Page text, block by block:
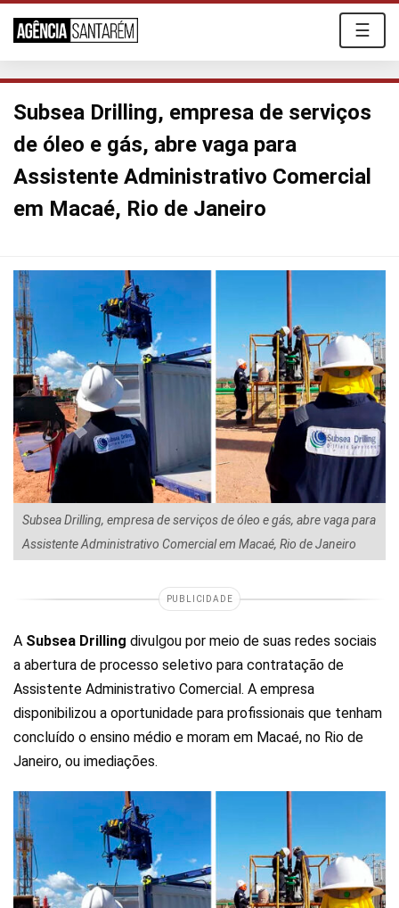
☰
Subsea Drilling, empresa de serviços
de óleo e gás, abre vaga para
Assistente Administrativo Comercial
em Macaé, Rio de Janeiro
Subsea Drilling, empresa de serviços de óleo e gás, abre vaga para
Assistente Administrativo Comercial em Macaé, Rio de Janeiro
PUBLICIDADE
A Subsea Drilling divulgou por meio de suas redes sociais
a abertura de processo seletivo para contratação de
Assistente Administrativo Comercial. A empresa
disponibilizou a oportunidade para profissionais que tenham
concluído o ensino médio e moram em Macaé, no Rio de
Janeiro, ou imediações.